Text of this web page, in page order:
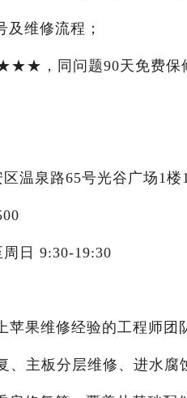
维修流程；
，同问题90天免费保
温泉路65号光谷广场1楼
日 9:30-19:30
苹果维修经验的工程师团
、主板分层维修、进水